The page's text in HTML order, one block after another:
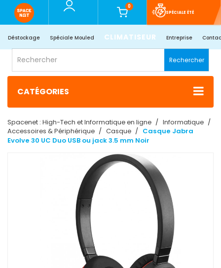
0
SPÉCIALE ÉTÉ
Déstockage Spéciale Mouled CLIMATISEUR Entreprise
Rechercher
CATÉGORIES
Spacenet : High-Tech et Informatique en ligne
Informatique
Accessoires & Périphérique
Casque
Casque Jabra
Evolve 30 UC Duo USB ou jack 3.5 mm Noir